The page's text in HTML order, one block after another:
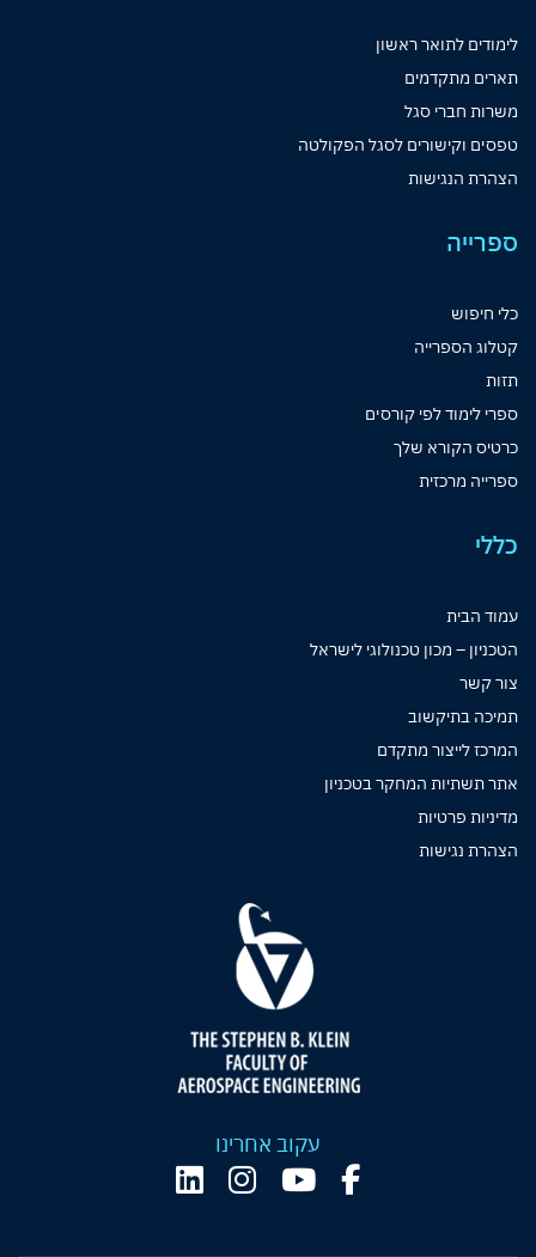
לימודים לתואר ראשון
תארים מתקדמים
משרות חברי סגל
טפסים וקישורים לסגל הפקולטה
הצהרת הנגישות
ספרייה
כלי חיפוש
קטלוג הספרייה
תזות
ספרי לימוד לפי קורסים
כרטיס הקורא שלך
ספרייה מרכזית
כללי
עמוד הבית
הטכניון – מכון טכנולוגי לישראל
צור קשר
תמיכה בתיקשוב
המרכז לייצור מתקדם
אתר תשתיות המחקר בטכניון
מדיניות פרטיות
הצהרת נגישות
עקוב אחרינו